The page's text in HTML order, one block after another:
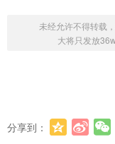
未经允许不得转载
大将只发放
分享到：